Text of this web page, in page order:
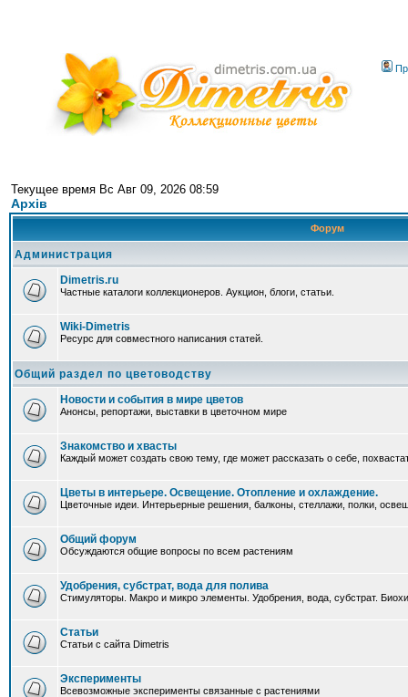
Текущее время Вс Авг 09, 2026 08:59
Архів
Форум
Администрация
Dimetris.ru
Частные каталоги коллекционеров. Аукцион, блоги, статьи.
Wiki-Dimetris
Ресурс для совместного написания статей.
Общий раздел по цветоводству
Новости и события в мире цветов
Анонсы, репортажи, выставки в цветочном мире
Знакомство и хвасты
Каждый может создать свою тему, где может рассказать о себе,
Цветы в интерьере. Освещение. Отопление и охлаждение.
Цветочные идеи. Интерьерные решения, балконы, стеллажи, полки,
Общий форум
Обсуждаются общие вопросы по всем растениям
Удобрения, субстрат, вода для полива
Стимуляторы. Макро и микро элементы. Удобрения, вода, субстрат.
Статьи
Статьи с сайта Dimetris
Эксперименты
Всевозможные эксперименты связанные с растениями